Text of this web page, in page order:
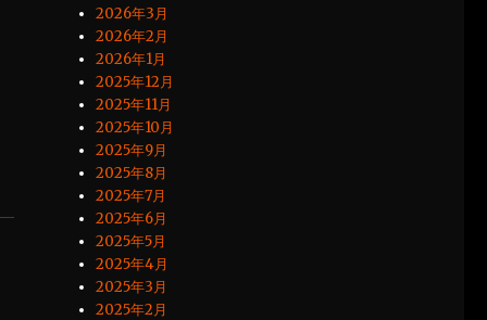
2026年3月
2026年2月
2026年1月
2025年12月
2025年11月
2025年10月
2025年9月
2025年8月
2025年7月
2025年6月
2025年5月
2025年4月
2025年3月
2025年2月